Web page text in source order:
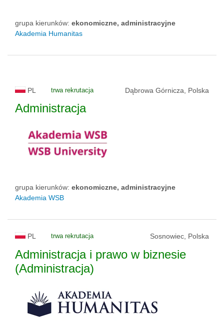
grupa kierunków: ekonomiczne, administracyjne
Akademia Humanitas
PL trwa rekrutacja Dąbrowa Górnicza, Polska
Administracja
grupa kierunków: ekonomiczne, administracyjne
Akademia WSB
PL trwa rekrutacja Sosnowiec, Polska
Administracja i prawo w biznesie
(Administracja)